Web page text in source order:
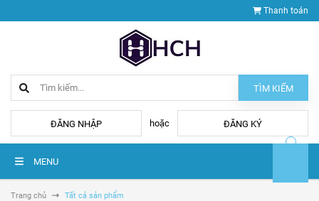
Thanh toán
TÌM KIẾM
ĐĂNG NHẬP hoặc ĐĂNG KÝ
MENU
Trang chủ Tất cả sản phẩm